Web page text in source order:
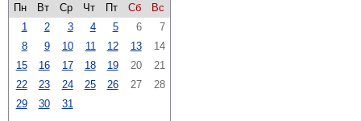
Пн
Вт Ср Чт Пт Сб
Вс
1
2 3 4 5 6
7
8
9 10 11 12 13
14
15
16 17 18 19 20
21
22
23 24 25 26 27
28
29
30 31